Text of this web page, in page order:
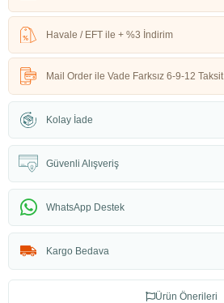
Havale / EFT ile + %3 İndirim
Mail Order ile Vade Farksız 6-9-12 Taksit
Kolay İade
Güvenli Alışveriş
WhatsApp Destek
Kargo Bedava
Ürün Önerileri